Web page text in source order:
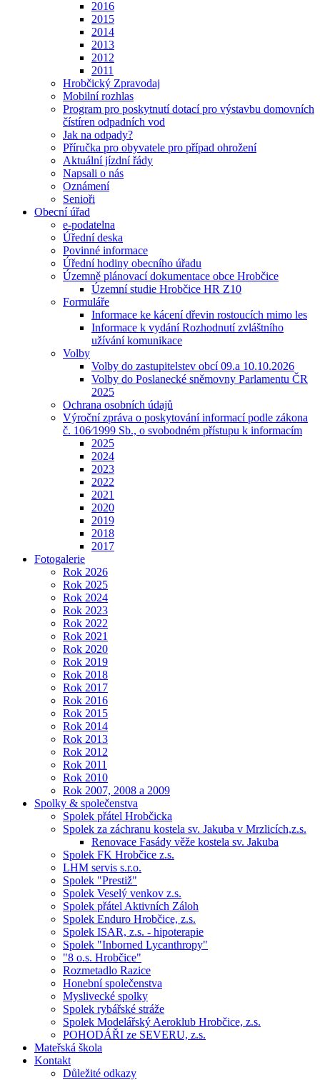
2016
2015
2014
2013
2012
2011
Hrobčický Zpravodaj
Mobilní rozhlas
Program pro poskytnutí dotací pro výstavbu domovních
čístíren odpadních vod
Jak na odpady?
Příručka pro obyvatele pro případ ohrožení
Aktuální jízdní řády
Napsali o nás
Oznámení
Senioři
Obecní úřad
e-podatelna
Úřední deska
Povinné informace
Úřední hodiny obecního úřadu
Územně plánovací dokumentace obce Hrobčice
Územní studie Hrobčice HR Z10
Formuláře
Informace ke kácení dřevin rostoucích mimo les
Informace k vydání Rozhodnutí zvláštního
užívání komunikace
Volby
Volby do zastupitelstev obcí 09.a 10.10.2026
Volby do Poslanecké sněmovny Parlamentu ČR
2025
Ochrana osobních údajů
Výroční zpráva o poskytování informací podle zákona
č. 106⁄1999 Sb., o svobodném přístupu k informacím
2025
2024
2023
2022
2021
2020
2019
2018
2017
Fotogalerie
Rok 2026
Rok 2025
Rok 2024
Rok 2023
Rok 2022
Rok 2021
Rok 2020
Rok 2019
Rok 2018
Rok 2017
Rok 2016
Rok 2015
Rok 2014
Rok 2013
Rok 2012
Rok 2011
Rok 2010
Rok 2007, 2008 a 2009
Spolky & společenstva
Spolek přátel Hrobčicka
Spolek za záchranu kostela sv. Jakuba v Mrzlicích,z.s.
Renovace Fasády věže kostela sv. Jakuba
Spolek FK Hrobčice z.s.
LHM servis s.r.o.
Spolek "Prestiž"
Spolek Veselý venkov z.s.
Spolek přátel Aktivních Záloh
Spolek Enduro Hrobčice, z.s.
Spolek ISAR, z.s. - hipoterapie
Spolek "Inborned Lycanthropy"
"8 o.s. Hrobčice"
Rozmetadlo Razice
Honební společenstva
Myslivecké spolky
Spolek rybářské stráže
Spolek Modelářský Aeroklub Hrobčice, z.s.
POHODÁŘI ze SEVERU, z.s.
Mateřská škola
Kontakt
Důležité odkazy